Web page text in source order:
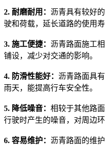
2. 耐磨耐用： 沥青具有较好
驶和荷载，延长道路的使用寿
3. 施工便捷： 沥青路面施工
铺设，减少对交通的影响。
4. 防滑性能好： 沥青路面具
雨天，能提高行车安全性。
5. 降低噪音： 相较于其他路
行驶时产生的噪音，对周边环
6. 容易维护： 沥青路面的维